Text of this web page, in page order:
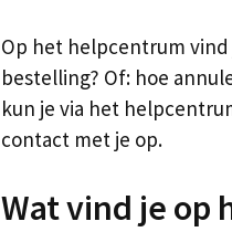
Op het helpcentrum
bestelling? Of: hoe
kun je via het
contact met je op.
Wat vind je op